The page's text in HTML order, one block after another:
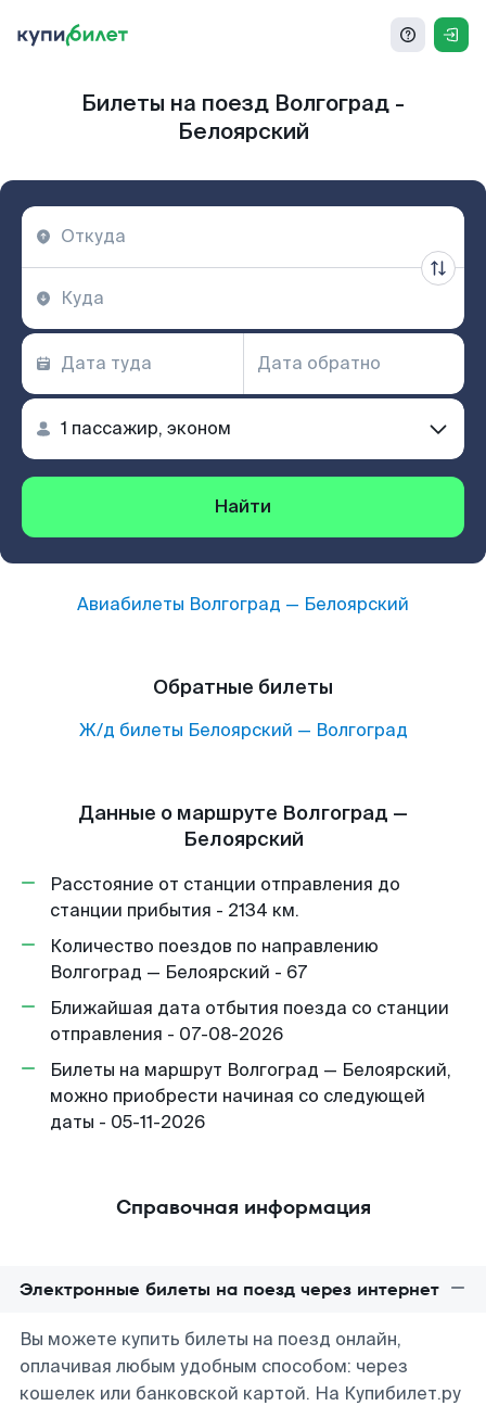
Билеты на поезд Волгоград -
Белоярский
Найти
Авиабилеты Волгоград — Белоярский
Обратные билеты
Ж/д билеты Белоярский — Волгоград
Данные о маршруте Волгоград —
Белоярский
Расстояние от станции отправления до
станции прибытия - 2134 км.
Количество поездов по направлению
Волгоград — Белоярский - 67
Ближайшая дата отбытия поезда со станции
отправления - 07-08-2026
Билеты на маршрут Волгоград — Белоярский,
можно приобрести начиная со следующей
даты - 05-11-2026
Справочная информация
Электронные билеты на поезд через интернет
Вы можете купить билеты на поезд онлайн,
оплачивая любым удобным способом: через
кошелек или банковской картой. На Купибилет.ру